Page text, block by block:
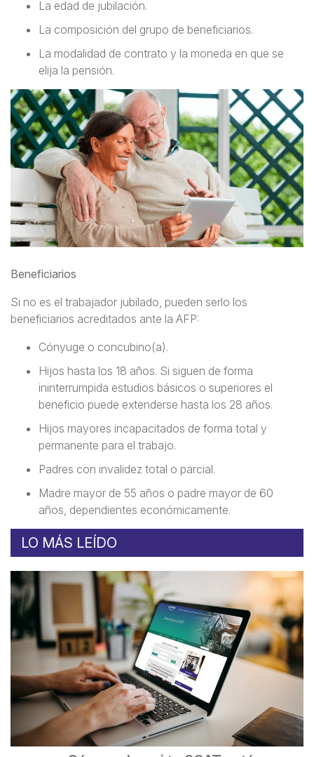
La edad de jubilación.
La composición del grupo de beneficiarios.
La modalidad de contrato y la moneda en que se
elija la pensión.
Beneficiarios
Si no es el trabajador jubilado, pueden serlo los
beneficiarios acreditados ante la AFP:
Cónyuge o concubino(a).
Hijos hasta los 18 años. Si siguen de forma
ininterrumpida estudios básicos o superiores el
beneficio puede extenderse hasta los 28 años.
Hijos mayores incapacitados de forma total y
permanente para el trabajo.
Padres con invalidez total o parcial.
Madre mayor de 55 años o padre mayor de 60
años, dependientes económicamente.
LO MÁS LEÍDO